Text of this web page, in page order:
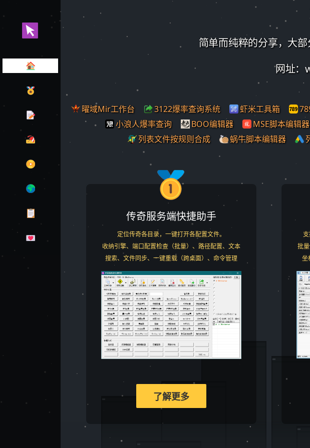
简单而纯粹的分享，大
网址：
曜域Mir工作台
3122爆率查询系统 虾米工具箱
小浪人爆率查询
BOO编辑器 MSE脚本编辑器
列表文件按规则合成
蜗牛脚本编辑器
传奇服务端快捷助手
定位传奇各目录，一键打开各配置文件。
收纳引擎、端口配置检查（批量）、路径配置、文本
搜索、文件同步、一键重载（跨桌面）、命令管理
了解更多
批
坐